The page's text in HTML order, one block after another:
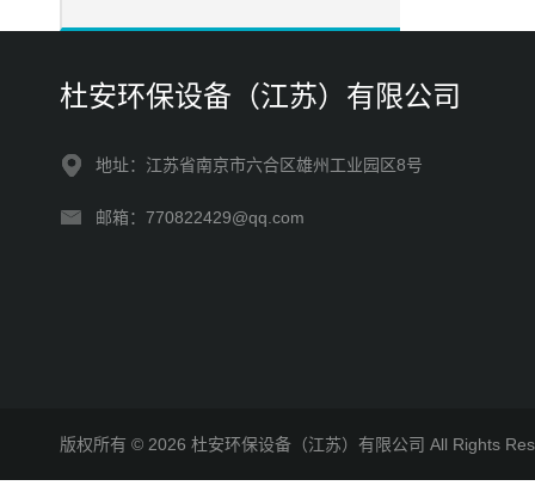
杜安环保设备（江苏）有限公司
地址：江苏省南京市六合区雄州工业园区8号
邮箱：770822429@qq.com
版权所有 © 2026 杜安环保设备（江苏）有限公司 All Rights